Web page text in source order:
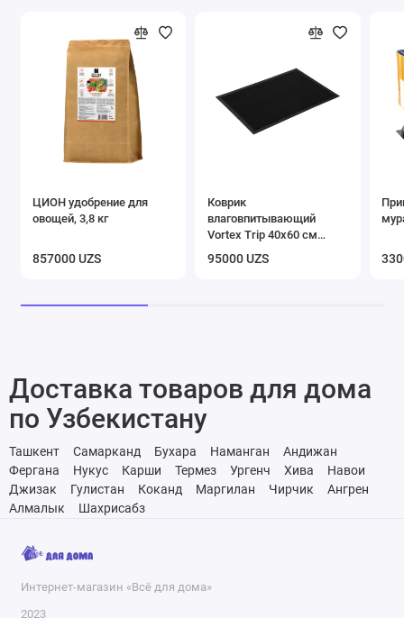
ЦИОН удобрение для
овощей, 3,8 кг
857000 UZS
Коврик
влаговпитывающий
Vortex Trip 40х60 см
95000 UZS
Доставка товаров для дома
по Узбекистану
Ташкент Самарканд Бухара Наманган
Андижан
Фергана
Нукус Карши Термез Ургенч Хива
Навои
Джизак
Гулистан Коканд Маргилан Чирчик
Ангрен
Алмалык
Шахрисабз
Интернет-магазин «Всё для дома»
2023